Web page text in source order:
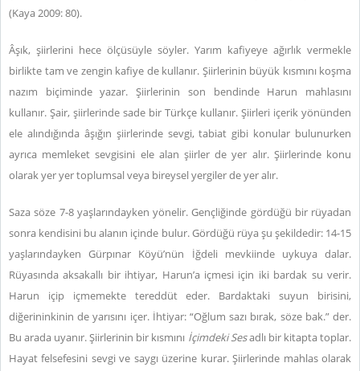
(Kaya 2009: 80).
Âşık, şiirlerini hece ölçüsüyle söyler. Yarım kafiyeye ağırlık vermekle
birlikte tam ve zengin kafiye de kullanır. Şiirlerinin büyük kısmını koşma
nazım biçiminde yazar. Şiirlerinin son bendinde Harun mahlasını
kullanır. Şair, şiirlerinde sade bir Türkçe kullanır. Şiirleri içerik yönünden
ele alındığında âşığın şiirlerinde sevgi, tabiat gibi konular bulunurken
ayrıca memleket sevgisini ele alan şiirler de yer alır. Şiirlerinde konu
olarak yer yer toplumsal veya bireysel yergiler de yer alır.
Saza söze 7-8 yaşlarındayken yönelir. Gençliğinde gördüğü bir rüyadan
sonra kendisini bu alanın içinde bulur. Gördüğü rüya şu şekildedir: 14-15
yaşlarındayken Gürpınar Köyü’nün İğdeli mevkiinde uykuya dalar.
Rüyasında aksakallı bir ihtiyar, Harun’a içmesi için iki bardak su verir.
Harun içip içmemekte tereddüt eder. Bardaktaki suyun birisini,
diğerininkinin de yarısını içer. İhtiyar: “Oğlum sazı bırak, söze bak.” der.
Bu arada uyanır. Şiirlerinin bir kısmını İçimdeki Sesadlı bir kitapta toplar.
Hayat felsefesini sevgi ve saygı üzerine kurar. Şiirlerinde mahlas olarak